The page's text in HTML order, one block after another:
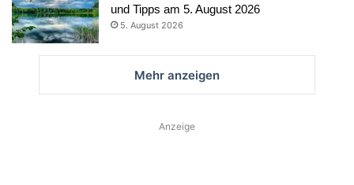
und Tipps am 5. August 2026
5. August 2026
Mehr anzeigen
Anzeige